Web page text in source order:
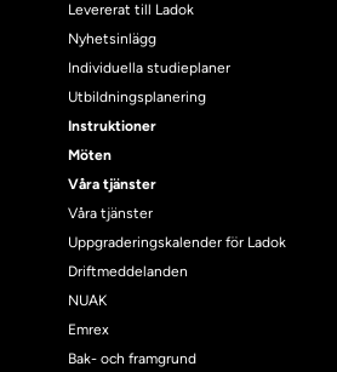
Levererat till Ladok
Nyhetsinlägg
Individuella studieplaner
Utbildningsplanering
Instruktioner
Möten
Våra tjänster
Våra tjänster
Uppgraderingskalender för Ladok
Driftmeddelanden
NUAK
Emrex
Bak- och framgrund